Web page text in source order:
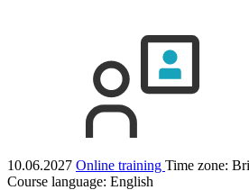
10.06.2027 Online training Time zone:
Course language: English